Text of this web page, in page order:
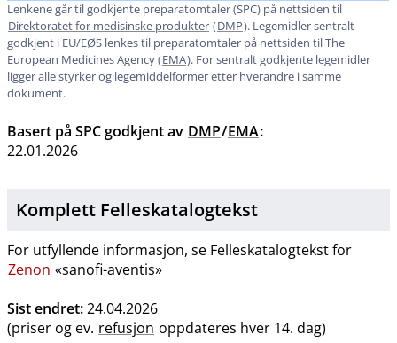
Lenkene går til godkjente preparatomtaler (SPC) på nettsiden til
Direktoratet for medisinske produkter (DMP). Legemidler sentralt
godkjent i EU​/​EØS lenkes til preparatomtaler på nettsiden til The
European Medicines Agency (EMA). For sentralt godkjente legemidler
ligger alle styrker og legemiddelformer etter hverandre i samme
dokument.
Basert på SPC godkjent av DMP/EMA:
22.01.2026
Komplett Felleskatalogtekst
For utfyllende informasjon, se Felleskatalogtekst for
Zenon «sanofi-aventis»
Sist endret:24.04.2026
(priser og ev. refusjon oppdateres hver 14. dag)